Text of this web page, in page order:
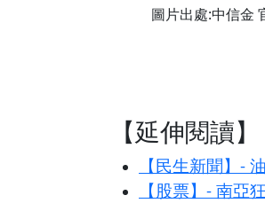
圖片出處:中信金
【延伸閱讀】
【民生新聞】-
【股票】- 南亞